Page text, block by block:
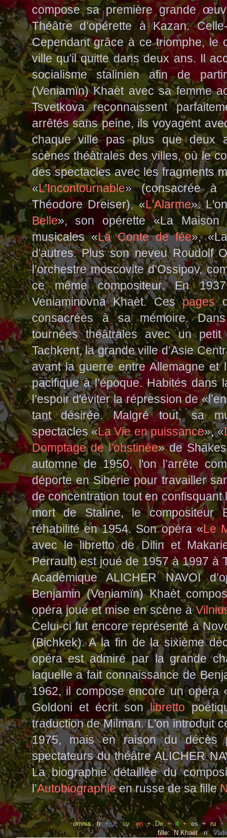
compose sa première grande
Théâtre d’opérette à Kazan.
Cependant grâce à ce triomphe, le
ville qu'il quitte dans deux ans. Il
socialisme stalinien afin de
(Veniamïn) Khaèt avec sa femme
Tsvetkova reconnaissent
arrêtés sans peine, ils voyagent
chaque ville pas plus que deux
scènes théâtrales des villes, où le
des spectacles avec les fragments
«L’Incontournable» (consacrée à
Théodore Dreiser), «L'Alarme».
Belle», son opérette «La
musicales «La Conte de fée»,
d'autres. Plus son neveu Roudolf
l’orchestre moscovite d’Ossipov,
ce même compositeur. En
Veniaminovna Khaèt. Ces pages
consacrées à sa mémoire.
tournées théâtrales avec un
Tachkent, la grande ville d’Asie
avant la guerre entre Allemagne et
pacifique à l’époque. Habités dans
l’espoir d'éviter la répression de
tant désirée. Malgré tout, sa
spectacles «La Vie en puissance»,«
Domptage de l’obstinée»de
automne de 1950, l'on l’arrête
déporte en Sibérie pour travailler
de concentration tout en
mort de Staline, le compositeur
réhabilité en 1954. Son opéra«Le
avec le libretto de Dilin et
Perrault) est joué de 1957 à 1997 à
Académique ALICHER NAVOÏ
Benjamin (Veniamïn) Khaèt
opéra joué et mise en scène à
Celui-ci fut encore représenté à
(Bichkek). A la fin de la sixième
opéra est admiré par la grande
laquelle a fait connaissance de
1962, il compose encore un opéra
Goldoni et écrit sonlibretto
traduction de Milman. L'on introduit
1975, mais en raison du décès
spectateurs du théâtre ALICHER
La biographie détaillée du
l’Autobiographieen russe de sa fille
omnia fr + z cv en + De + it + es + ru +
fille: N.Khaèt n